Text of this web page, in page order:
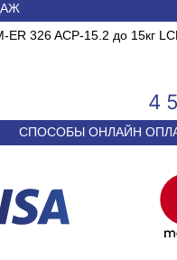
326 ACP-15.2 до 15кг
4
INV-18 MDR/MB2/E1
СПОСОБЫ ОНЛАЙН